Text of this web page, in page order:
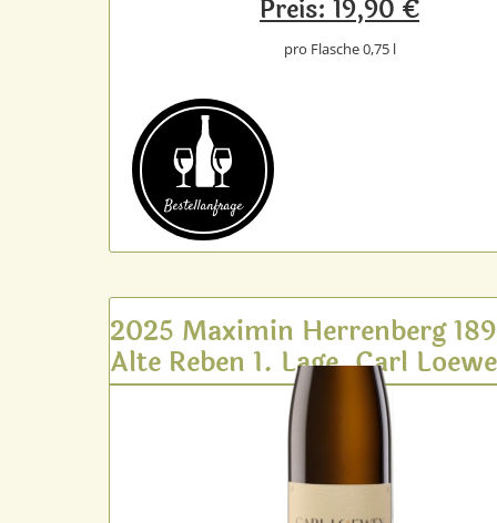
Preis: 19,90 €
pro Flasche 0,75 l
Bestell­anfrage
2025 Maximin Herrenberg
Alte Reben 1. Lage, Carl